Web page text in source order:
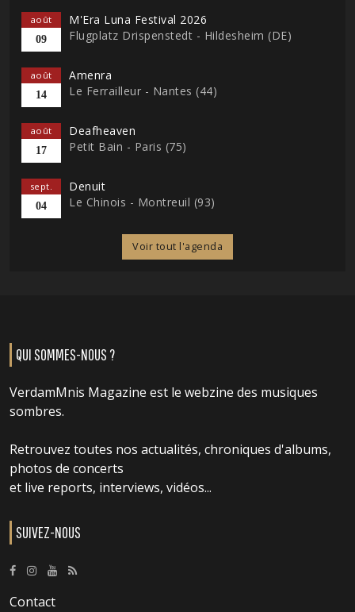
août
09
M'Era Luna Festival 2026
Flugplatz Drispenstedt - Hildesheim (DE)
août
14
Amenra
Le Ferrailleur - Nantes (44)
août
17
Deafheaven
Petit Bain - Paris (75)
sept.
04
Denuit
Le Chinois - Montreuil (93)
Voir tout l'agenda
QUI SOMMES-NOUS ?
VerdamMnis Magazine est le webzine des musiques
sombres.
Retrouvez toutes nos actualités, chroniques d'albums,
photos de concerts
et live reports, interviews, vidéos...
SUIVEZ-NOUS
Contact